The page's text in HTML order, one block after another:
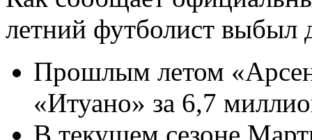
летний футболист выбыл
Прошлым летом
«Итуано» за 6,7
В текущем сезоне